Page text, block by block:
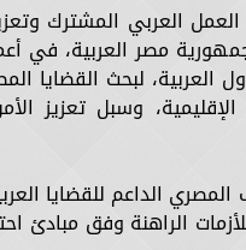
العربي المشترك
مصر العربية، في
العربية، لبحث القضايا
وسبل تعزيز
الداعم للقضايا
الراهنة وفق مبادئ